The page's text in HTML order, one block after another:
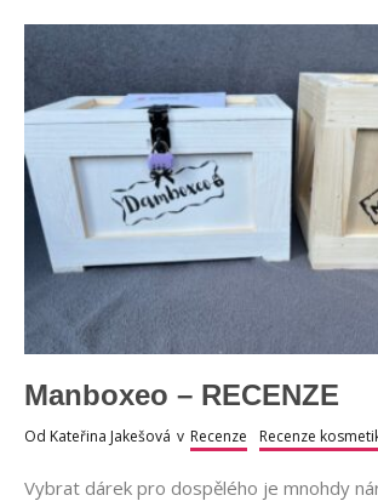
Manboxeo – RECENZE
Od Kateřina Jakešová v Recenze Recenze
Vybrat dárek pro dospělého je mnohdy